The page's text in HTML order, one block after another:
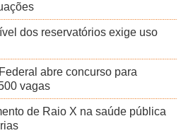
dos reservatórios exige uso
abre concurso para
vagas
de Raio X na saúde pública